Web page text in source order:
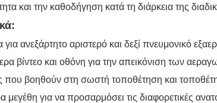
και την καθοδήγηση κατά τη διάρκεια της
ανεξάρτητο αριστερό και δεξί πνευμονικό
βίντεο και οθόνη για την απεικόνιση των
που βοηθούν στη σωστή τοποθέτηση και
μεγέθη για να προσαρμόσει τις διαφορετικές